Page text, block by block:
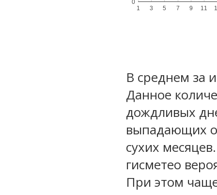
1 3 5 7 9 11
0
В среднем за
Данное
дождливых
выпадающих
сухих
гисметео
При этом